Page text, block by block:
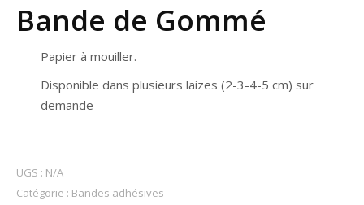
Bande de Gommé
Papier à mouiller.
Disponible dans plusieurs laizes (2-3-4-5 cm) sur
demande
UGS : N/A
Catégorie : Bandes adhésives